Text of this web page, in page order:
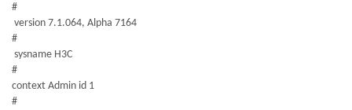
#
version 7.1.064, Alpha 7164
#
sysname H3C
#
context Admin id 1
#